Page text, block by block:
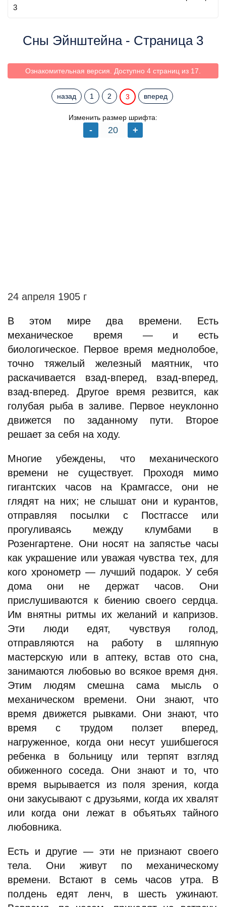
3
Сны Эйнштейна - Страница 3
Ознакомительная версия. Доступно 4 страниц из 17.
назад 1 2 3 вперед
Изменить размер шрифта:
24 апреля 1905 г
В этом мире два времени. Есть
механическое время — и есть
биологическое. Первое время меднолобое,
точно тяжелый железный маятник, что
раскачивается взад-вперед, взад-вперед,
взад-вперед. Другое время резвится, как
голубая рыба в заливе. Первое неуклонно
движется по заданному пути. Второе
решает за себя на ходу.
Многие убеждены, что механического
времени не существует. Проходя мимо
гигантских часов на Крамгассе, они не
глядят на них; не слышат они и курантов,
отправляя посылки с Постгассе или
прогуливаясь между клумбами в
Розенгартене. Они носят на запястье часы
как украшение или уважая чувства тех, для
кого хронометр — лучший подарок. У себя
дома они не держат часов. Они
прислушиваются к биению своего сердца.
Им внятны ритмы их желаний и капризов.
Эти люди едят, чувствуя голод,
отправляются на работу в шляпную
мастерскую или в аптеку, встав ото сна,
занимаются любовью во всякое время дня.
Этим людям смешна сама мысль о
механическом времени. Они знают, что
время движется рывками. Они знают, что
время с трудом ползет вперед,
нагруженное, когда они несут ушибшегося
ребенка в больницу или терпят взгляд
обиженного соседа. Они знают и то, что
время вырывается из поля зрения, когда
они закусывают с друзьями, когда их хвалят
или когда они лежат в объятьях тайного
любовника.
Есть и другие — эти не признают своего
тела. Они живут по механическому
времени. Встают в семь часов утра. В
полдень едят ленч, в шесть ужинают.